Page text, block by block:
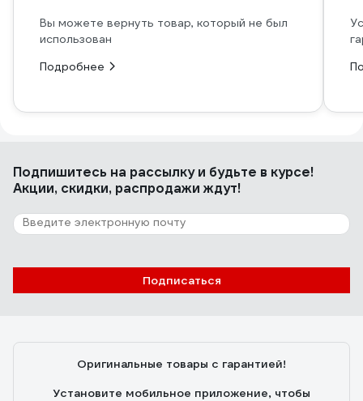
Вы можете вернуть товар, который не был
использован
Подробнее
Подпишитесь на рассылкуи будьте в курсе!
Акции, скидки, распродажи ждут!
Подписаться
Оригинальные товары с гарантией!
Установите мобильное приложение, чтобы